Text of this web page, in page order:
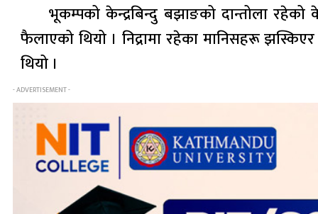
भूकम्पको केन्द्रबिन्दु बझाङको दान्तोला
फैलाएको थियो । निद्रामा रहेका मानिसहरू
थियो ।
- ADVERTISEMENT -